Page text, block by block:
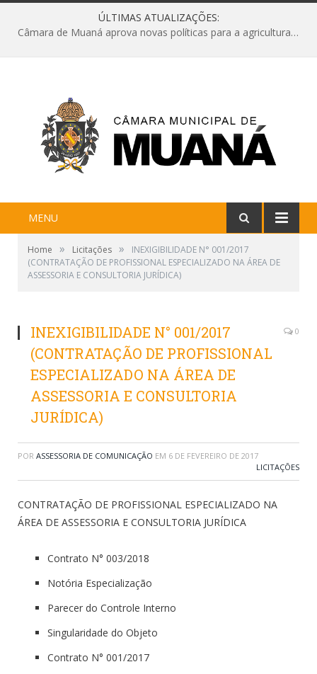
ÚLTIMAS ATUALIZAÇÕES:
Câmara de Muaná aprova novas políticas para a agricultura e solicita reforma da Ponte do Reduto
MENU
Home » Licitações »
INEXIGIBILIDADE N° 001/2017
(CONTRATAÇÃO DE PROFISSIONAL ESPECIALIZADO NA ÁREA DE
ASSESSORIA E CONSULTORIA JURÍDICA)
INEXIGIBILIDADE N° 001/2017
(CONTRATAÇÃO DE PROFISSIONAL
ESPECIALIZADO NA ÁREA DE
ASSESSORIA E CONSULTORIA
JURÍDICA)
0
POR ASSESSORIA DE COMUNICAÇÃO EM 6 DE FEVEREIRO DE 2017
LICITAÇÕES
CONTRATAÇÃO DE PROFISSIONAL ESPECIALIZADO NA
ÁREA DE ASSESSORIA E CONSULTORIA JURÍDICA
Contrato N° 003/2018
Notória Especialização
Parecer do Controle Interno
Singularidade do Objeto
Contrato N° 001/2017